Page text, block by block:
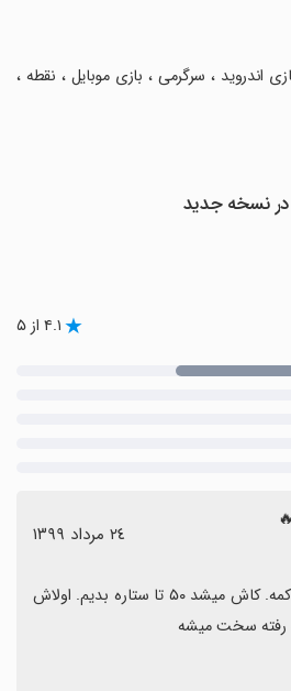
اندروید ، سرگرمی ، بازی موبایل ، نقطه ،
در نسخه جدید
۴.۱ از ۵
٢٤ مرداد ١٣٩٩
رفته سخت میشه